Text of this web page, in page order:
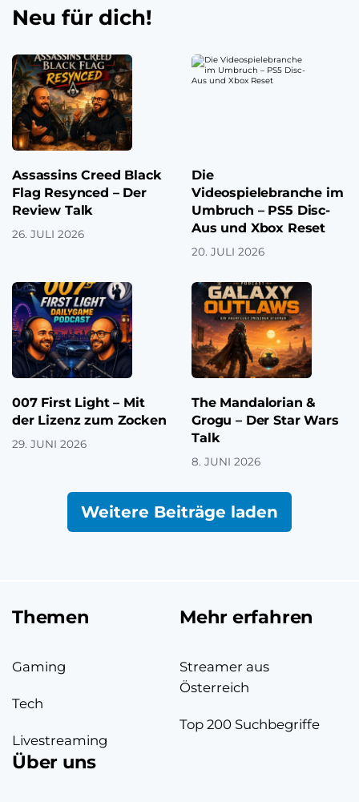
Neu für dich!
Assassins Creed Black
Flag Resynced – Der
Review Talk
26. JULI 2026
Die
Videospielebranche im
Umbruch – PS5 Disc-
Aus und Xbox Reset
20. JULI 2026
007 First Light – Mit
der Lizenz zum Zocken
29. JUNI 2026
The Mandalorian &
Grogu – Der Star Wars
Talk
8. JUNI 2026
Weitere Beiträge laden
Themen
Gaming
Tech
Livestreaming
Mehr erfahren
Streamer aus
Österreich
Top 200 Suchbegriffe
Über uns